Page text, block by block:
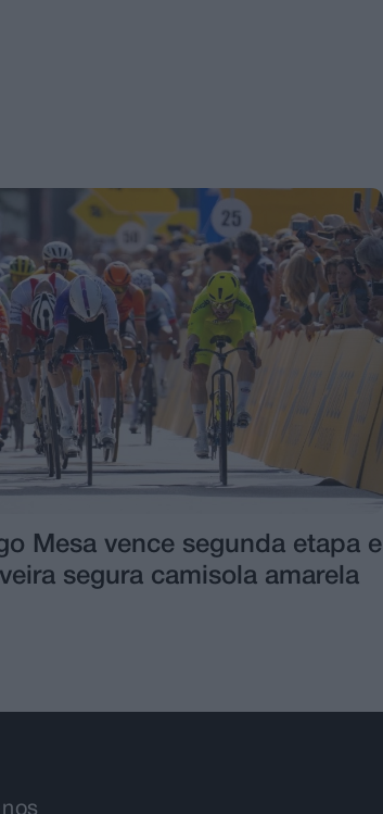
Mesa vence segunda etapa e
segura camisola amarela